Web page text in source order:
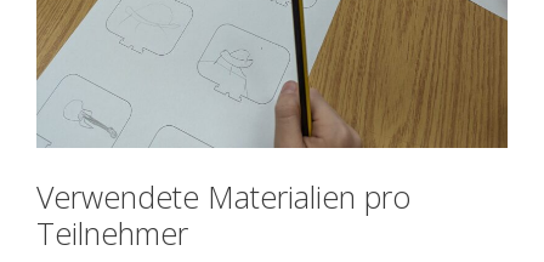
Verwendete Materialien pro
Teilnehmer